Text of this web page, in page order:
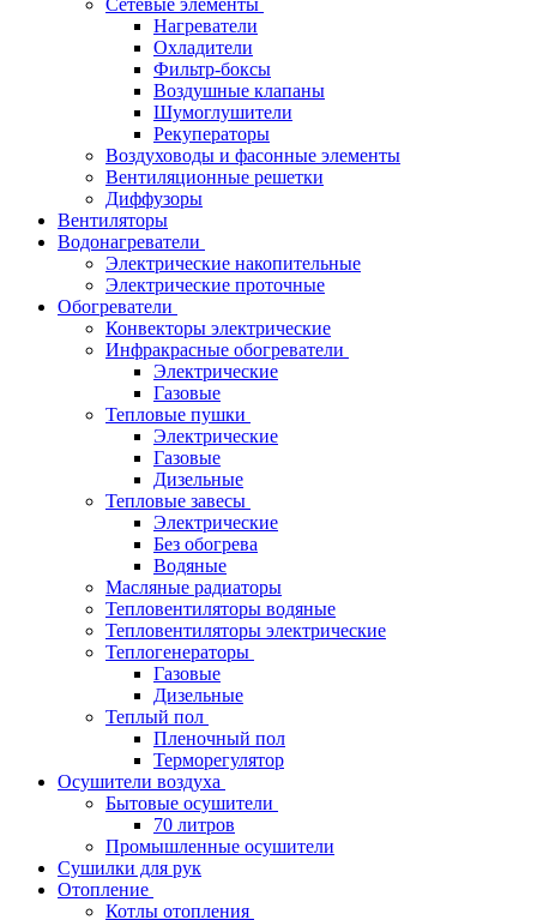
Сетевые элементы
Нагреватели
Охладители
Фильтр-боксы
Воздушные клапаны
Шумоглушители
Рекуператоры
Воздуховоды и фасонные элементы
Вентиляционные решетки
Диффузоры
Вентиляторы
Водонагреватели
Электрические накопительные
Электрические проточные
Обогреватели
Конвекторы электрические
Инфракрасные обогреватели
Электрические
Газовые
Тепловые пушки
Электрические
Газовые
Дизельные
Тепловые завесы
Электрические
Без обогрева
Водяные
Масляные радиаторы
Тепловентиляторы водяные
Тепловентиляторы электрические
Теплогенераторы
Газовые
Дизельные
Теплый пол
Пленочный пол
Терморегулятор
Осушители воздуха
Бытовые осушители
70 литров
Промышленные осушители
Сушилки для рук
Отопление
Котлы отопления